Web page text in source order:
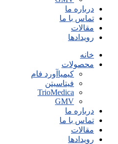
درباره ما
تماس با ما
مقالات
رویدادها
خانه
محصولات
کیمیاآورد فام
فیتاسیتن
TrioMedica
GMV
درباره ما
تماس با ما
مقالات
رویدادها